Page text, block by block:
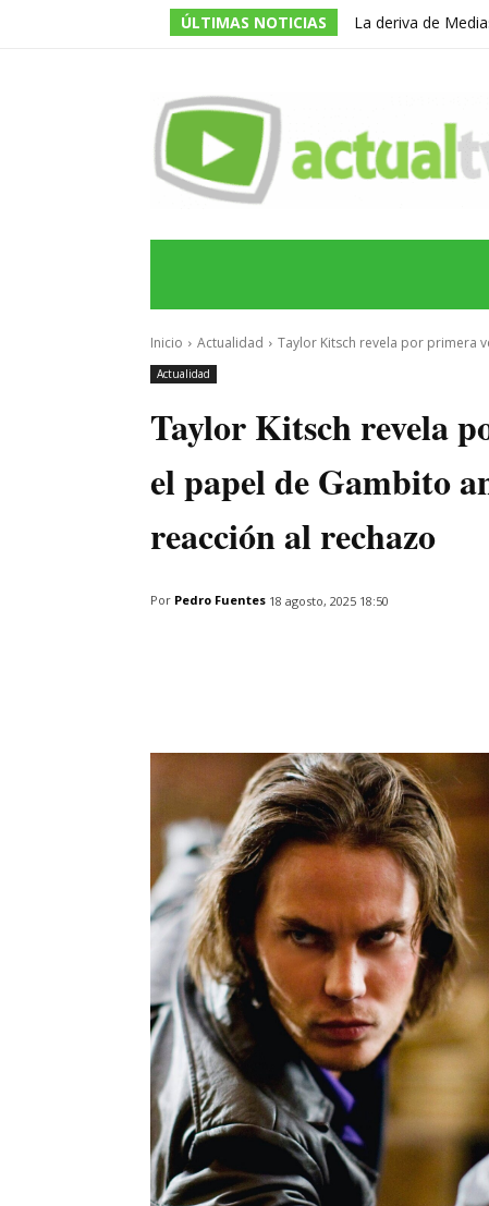
ÚLTIMAS NOTICIAS
La deriva de
Inicio Actualidad Taylor Kitsch revela por primera
Actualidad
Taylor Kitsch revela
el papel de Gambito
reacción al rechazo
Por Pedro Fuentes 18 agosto, 2025 18:50